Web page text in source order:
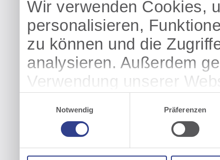
Wir verwenden Cookies,
personalisieren,
zu können und die
analysieren. Außerdem
Verwendung unserer
Partner führen diese
weiteren Daten
haben oder die sie im
Notwendig
Präferenzen